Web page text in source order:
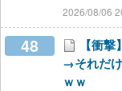
2026/08/06
48
【衝
→それだ
ｗｗ